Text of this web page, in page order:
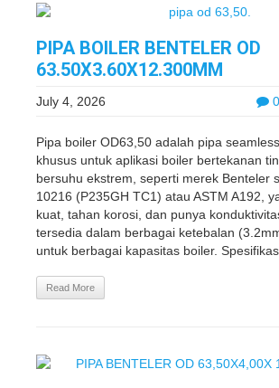
PIPA BOILER BENTELER OD
63.50X3.60X12.300MM
0
July 4, 2026
Pipa boiler OD63,50 adalah pipa
khusus untuk aplikasi boiler bertekanan
bersuhu ekstrem, seperti merek Benteler
10216 (P235GH TC1) atau ASTM A192,
kuat, tahan korosi, dan punya
tersedia dalam berbagai ketebalan
untuk berbagai kapasitas boiler.
Read More